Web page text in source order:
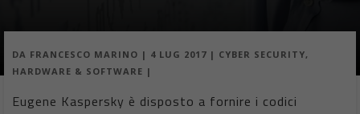
DA FRANCESCO MARINO | 4 LUG 2017 | CYBER SECURITY,
HARDWARE & SOFTWARE |
Eugene Kaspersky è disposto a fornire i codici